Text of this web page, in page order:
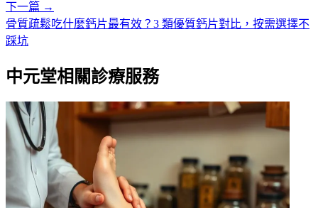
下一篇 →
骨質疏鬆吃什麼鈣片最有效？3 類優質鈣片對比，按需選擇不
踩坑
中元堂相關診療服務